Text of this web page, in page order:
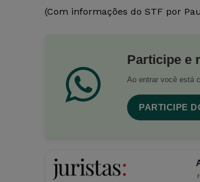
(Com informações do STF por
Participe e
Ao entrar você está
PARTICIPE